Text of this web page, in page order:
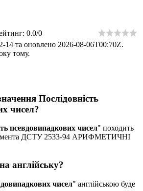
: 0.0/0
14 та оновлено 2026-08-06T00:70Z.
тому.
Послідовність
чисел?
псевдовипадкових чисел" походить
ДСТУ 2533-94 АРИФМЕТИЧНІ
англійську?
чисел" англійською буде